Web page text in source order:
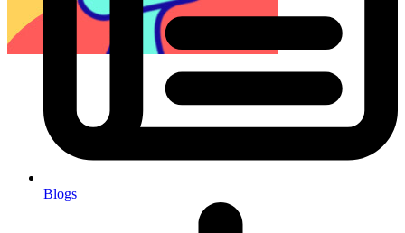
Blogs